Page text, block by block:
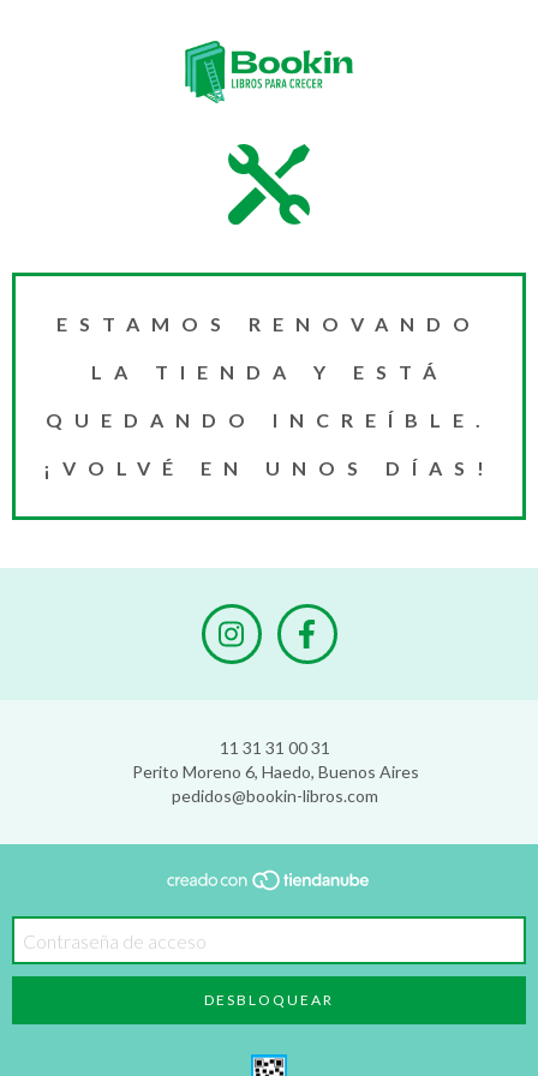
ESTAMOS RENOVANDO
LA TIENDA Y ESTÁ
QUEDANDO INCREÍBLE.
¡VOLVÉ EN UNOS DÍAS!
11 31 31 00 31
Perito Moreno 6, Haedo, Buenos Aires
pedidos@bookin-libros.com